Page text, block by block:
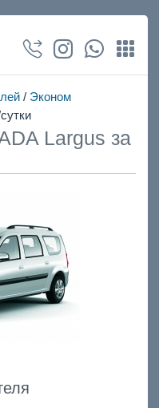
/ Эконом
Largus за